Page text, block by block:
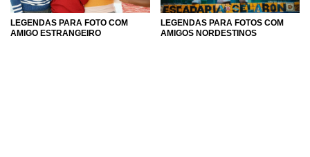
LEGENDAS PARA FOTO COM
AMIGO ESTRANGEIRO
LEGENDAS PARA FOTOS COM
AMIGOS NORDESTINOS